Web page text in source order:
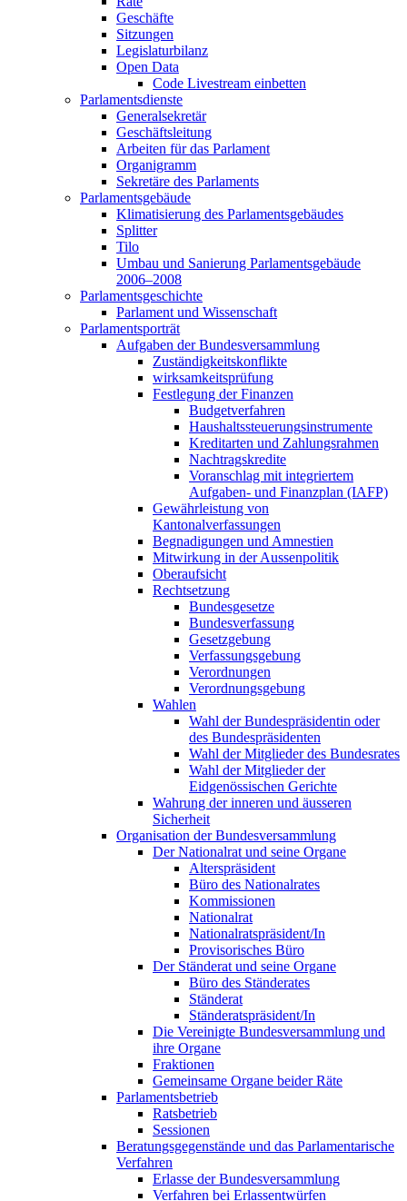
Geschäfte
Sitzungen
Legislaturbilanz
Open Data
Code Livestream einbetten
Parlamentsdienste
Generalsekretär
Geschäftsleitung
Arbeiten für das Parlament
Organigramm
Sekretäre des Parlaments
Parlamentsgebäude
Klimatisierung des Parlamentsgebäudes
Splitter
Tilo
Umbau und Sanierung Parlamentsgebäude
2006–2008
Parlamentsgeschichte
Parlament und Wissenschaft
Parlamentsporträt
Aufgaben der Bundesversammlung
Zuständigkeitskonflikte
wirksamkeitsprüfung
Festlegung der Finanzen
Budgetverfahren
Haushaltssteuerungsinstrumente
Kreditarten und Zahlungsrahmen
Nachtragskredite
Voranschlag mit integriertem
Aufgaben- und Finanzplan (IAFP)
Gewährleistung von
Kantonalverfassungen
Begnadigungen und Amnestien
Mitwirkung in der Aussenpolitik
Oberaufsicht
Rechtsetzung
Bundesgesetze
Bundesverfassung
Gesetzgebung
Verfassungsgebung
Verordnungen
Verordnungsgebung
Wahlen
Wahl der Bundespräsidentin oder
des Bundespräsidenten
Wahl der Mitglieder des Bundesrates
Wahl der Mitglieder der
Eidgenössischen Gerichte
Wahrung der inneren und äusseren
Sicherheit
Organisation der Bundesversammlung
Der Nationalrat und seine Organe
Alterspräsident
Büro des Nationalrates
Kommissionen
Nationalrat
Nationalratspräsident/In
Provisorisches Büro
Der Ständerat und seine Organe
Büro des Ständerates
Ständerat
Ständeratspräsident/In
Die Vereinigte Bundesversammlung und
ihre Organe
Fraktionen
Gemeinsame Organe beider Räte
Parlamentsbetrieb
Ratsbetrieb
Sessionen
Beratungsgegenstände und das Parlamentarische
Verfahren
Erlasse der Bundesversammlung
Verfahren bei Erlassentwürfen